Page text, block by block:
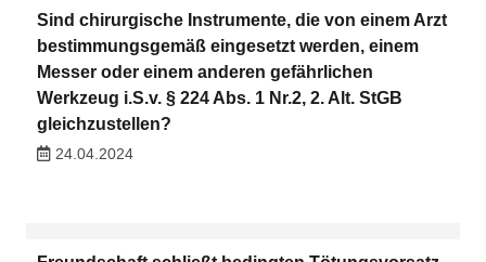
Sind chirurgische Instrumente, die von einem Arzt
bestimmungsgemäß eingesetzt werden, einem
Messer oder einem anderen gefährlichen
Werkzeug i.S.v. § 224 Abs. 1 Nr.2, 2. Alt. StGB
gleichzustellen?
24.04.2024